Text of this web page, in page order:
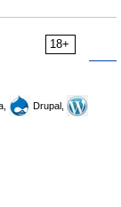
18+
Drupal,